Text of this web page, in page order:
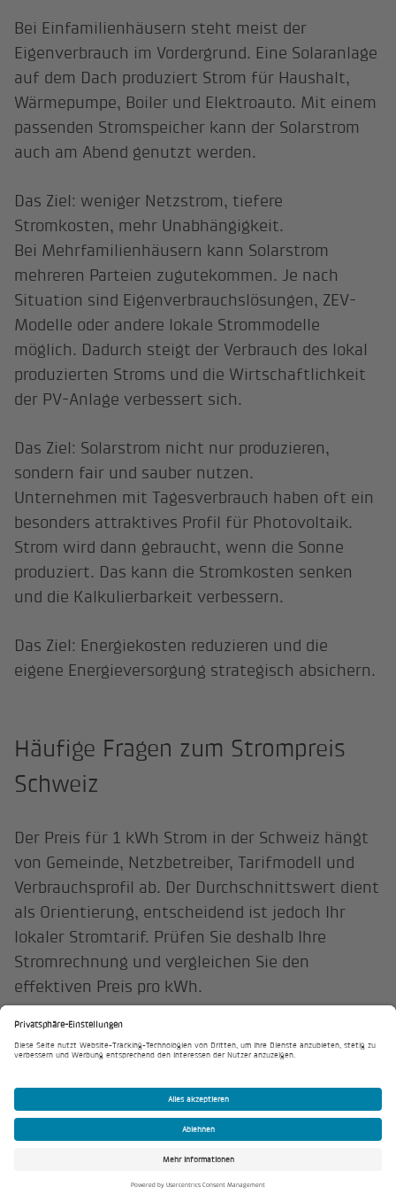
Bei Einfamilienhäusern steht meist der
Eigenverbrauch im Vordergrund. Eine Solaranlage
auf dem Dach produziert Strom für Haushalt,
Wärmepumpe, Boiler und Elektroauto. Mit einem
passenden Stromspeicher kann der Solarstrom
auch am Abend genutzt werden.
Das Ziel: weniger Netzstrom, tiefere
Stromkosten, mehr Unabhängigkeit.
Bei Mehrfamilienhäusern kann Solarstrom
mehreren Parteien zugutekommen. Je nach
Situation sind Eigenverbrauchslösungen, ZEV-
Modelle oder andere lokale Strommodelle
möglich. Dadurch steigt der Verbrauch des lokal
produzierten Stroms und die Wirtschaftlichkeit
der PV-Anlage verbessert sich.
Das Ziel: Solarstrom nicht nur produzieren,
sondern fair und sauber nutzen.
Unternehmen mit Tagesverbrauch haben oft ein
besonders attraktives Profil für Photovoltaik.
Strom wird dann gebraucht, wenn die Sonne
produziert. Das kann die Stromkosten senken
und die Kalkulierbarkeit verbessern.
Das Ziel: Energiekosten reduzieren und die
eigene Energieversorgung strategisch absichern.
Häufige Fragen zum Strompreis
Schweiz
Der Preis für 1 kWh Strom in der Schweiz hängt
von Gemeinde, Netzbetreiber, Tarifmodell und
Verbrauchsprofil ab. Der Durchschnittswert dient
als Orientierung, entscheidend ist jedoch Ihr
lokaler Stromtarif. Prüfen Sie deshalb Ihre
Stromrechnung und vergleichen Sie den
effektiven Preis pro kWh.
Die Strompreise unterscheiden sich, weil
Energiepreis, Netznutzung, Abgaben und lokale
Gebühren je nach Versorgungsgebiet anders
ausfallen. Auch Beschaffung, Infrastruktur und
regionale Rahmenbedingungen spielen eine
Rolle.
Sie können Ihre Stromkosten senken, indem Sie
Ihren Tarif prüfen, den Verbrauch optimieren,